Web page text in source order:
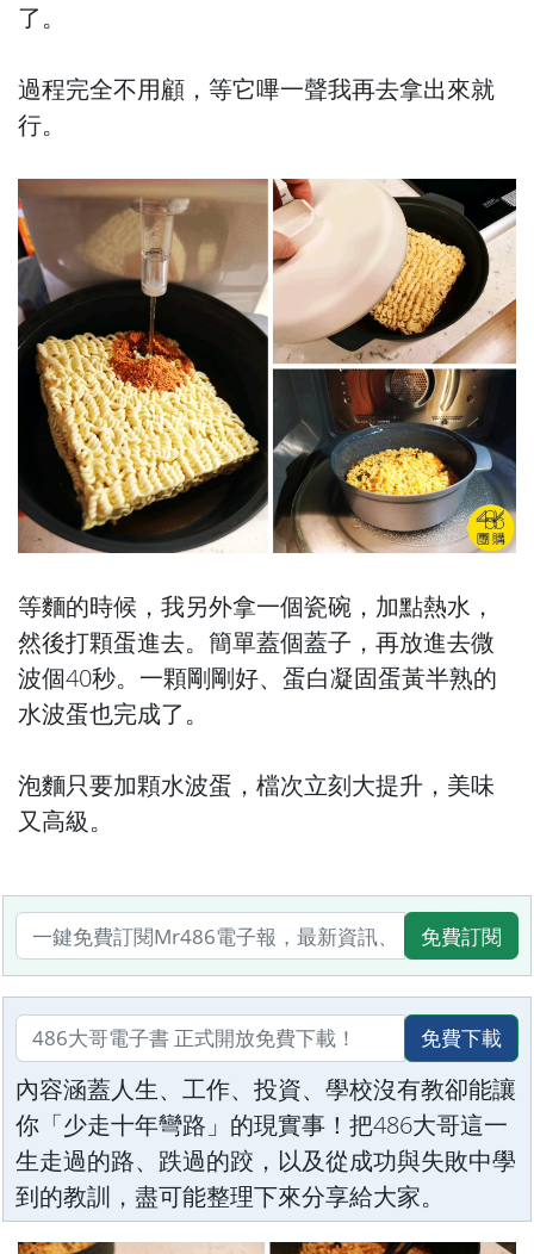
了。
過程完全不用顧，等它嗶一聲我再去拿出來就
行。
等麵的時候，我另外拿一個瓷碗，加點熱水，
然後打顆蛋進去。簡單蓋個蓋子，再放進去微
波個40秒。一顆剛剛好、蛋白凝固蛋黃半熟的
水波蛋也完成了。
泡麵只要加顆水波蛋，檔次立刻大提升，美味
又高級。
免費訂閱
免費下載
內容涵蓋人生、工作、投資、學校沒有教卻能讓
你「少走十年彎路」的現實事！把486大哥這一
生走過的路、跌過的跤，以及從成功與失敗中學
到的教訓，盡可能整理下來分享給大家。